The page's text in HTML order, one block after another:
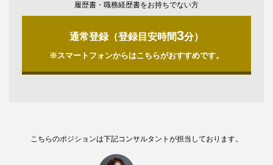
履歴書・職務経歴書をお持ちでない方
通常登録（登録目安時間3分）
※スマートフォンからはこちらがおすすめです。
こちらのポジションは下記コンサルタントが担当しております。